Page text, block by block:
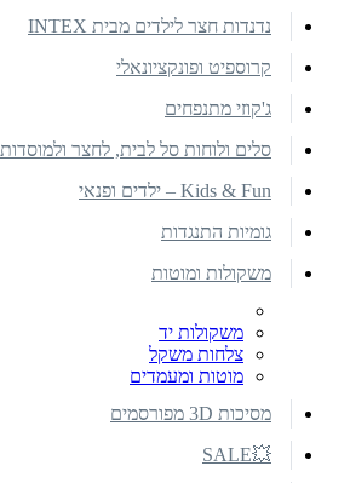
נדנדות חצר לילדים מבית INTEX
קרוספיט ופונקציונאלי
ג'קוזי מתנפחים
סלים ולוחות סל לבית, לחצר ולמוסדות
Kids & Fun – ילדים ופנאי
גומיות התנגדות
משקולות ומוטות
משקולות יד
צלחות משקל
מוטות ומעמדים
מסיכות 3D מפורסמים
💥SALE